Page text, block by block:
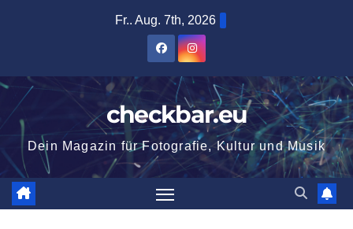
Fr.. Aug. 7th, 2026
checkbar.eu
Dein Magazin für Fotografie, Kultur und Musik